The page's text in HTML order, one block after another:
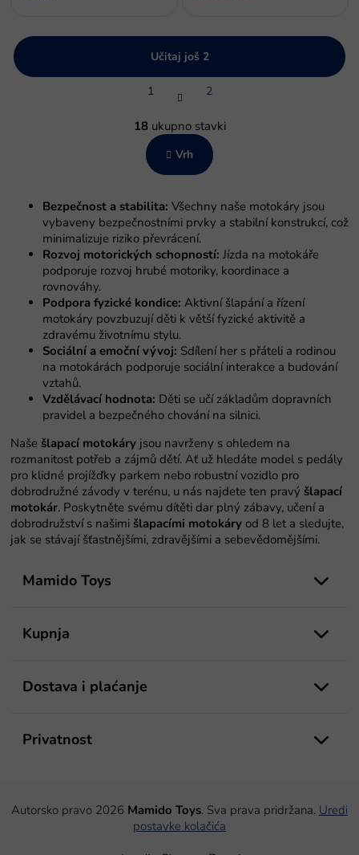
o
t
r
l
e
l
i
s
t
n
j
a
Učitaj još 2
P
a
i
n
a
i
a
1 2
18ukupno stavki
Vrh
Bezpečnost a stabilita: Všechny naše motokáry jsou
vybaveny bezpečnostními prvky a stabilní konstrukcí, což
minimalizuje riziko převrácení.
Rozvoj motorických schopností: Jízda na motokáře
podporuje rozvoj hrubé motoriky, koordinace a
rovnováhy.
Podpora fyzické kondice: Aktivní šlapání a řízení
motokáry povzbuzují děti k větší fyzické aktivitě a
zdravému životnímu stylu.
Sociální a emoční vývoj: Sdílení her s přáteli a rodinou
na motokárách podporuje sociální interakce a budování
vztahů.
Vzdělávací hodnota: Děti se učí základům dopravních
pravidel a bezpečného chování na silnici.
Naše šlapací motokáry jsou navrženy s ohledem na
rozmanitost potřeb a zájmů dětí. Ať už hledáte model s pedály
pro klidné projížďky parkem nebo robustní vozidlo pro
dobrodružné závody v terénu, u nás najdete ten pravý šlapací
motokár. Poskytněte svému dítěti dar plný zábavy, učení a
dobrodružství s našimi šlapacími motokáry od 8 let a sledujte,
jak se stávají šťastnějšími, zdravějšími a sebevědomějšími.
Mamido Toys
Kupnja
Dostava i plaćanje
Privatnost
Autorsko pravo 2026 Mamido Toys. Sva prava pridržana. Uredi
postavke kolačića